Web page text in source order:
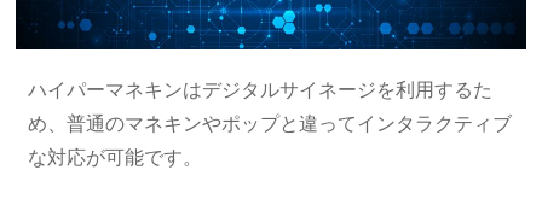
ハイパーマネキンはデジタルサイネージを利用するた
め、普通のマネキンやポップと違ってインタラクティブ
な対応が可能です。